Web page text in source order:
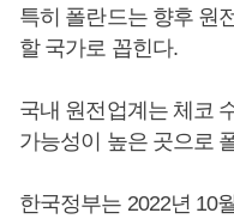
특히 폴란드는 향후 원
할 국가로 꼽힌다.
국내 원전업계는 체코
가능성이 높은 곳으로
한국정부는 2022년 10